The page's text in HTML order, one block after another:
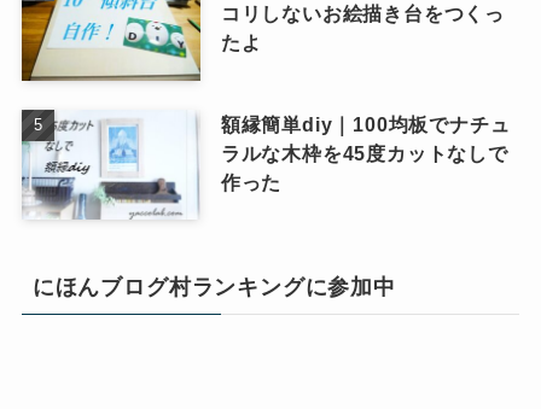
コリしないお絵描き台をつくっ
たよ
額縁簡単diy｜100均板でナチュ
ラルな木枠を45度カットなしで
作った
にほんブログ村ランキングに参加中